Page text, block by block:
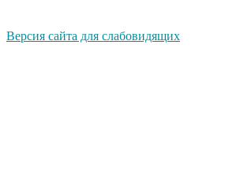
Версия сайта для слабовидящих